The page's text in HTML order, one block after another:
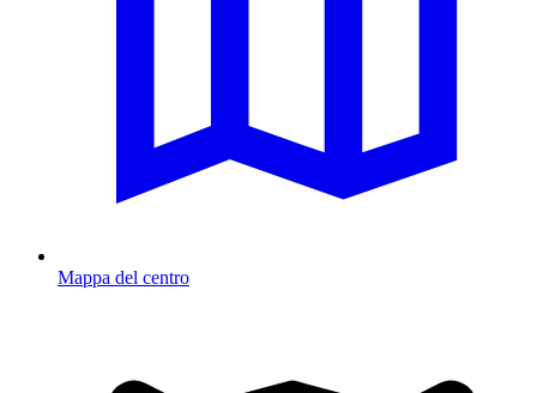
Mappa del centro